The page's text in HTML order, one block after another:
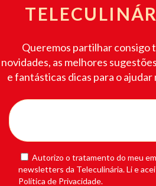
Queremos partilhar consigo
novidades, as melhores
e fantásticas dicas para o ajudar
Autorizo o tratamento do meu
newsletters da Teleculinária. Li e
Política de Privacidade.